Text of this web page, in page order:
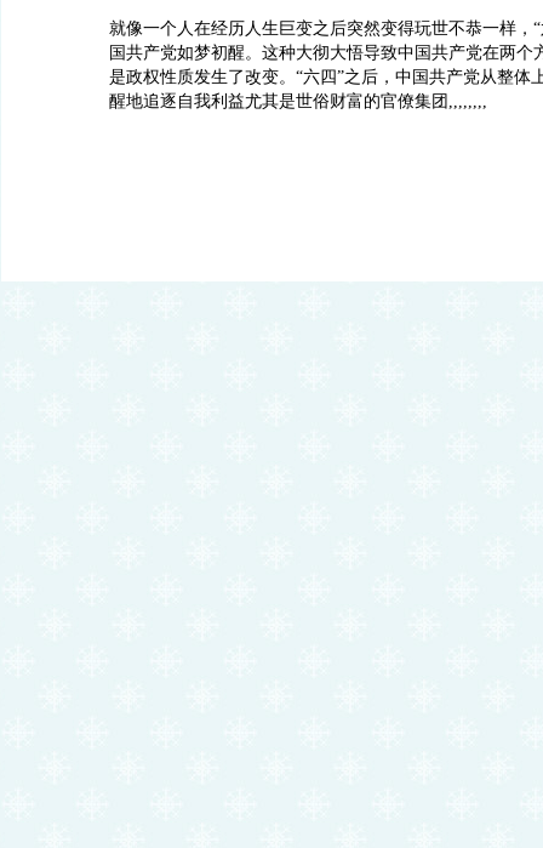
就像一个人在经历人生巨变之后突然变得玩世不恭一样，
国共产党如梦初醒。这种大彻大悟导致中国共产党在两个
是政权性质发生了改变。“六四”之后，中国共产党从整体
醒地追逐自我利益尤其是世俗财富的官僚集团,,,,,,,,